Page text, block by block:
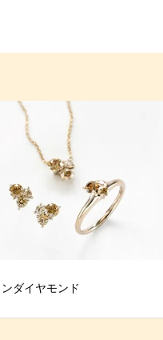
ダイヤモンド